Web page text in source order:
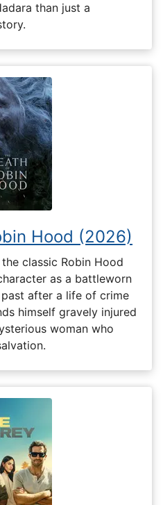
than just a
Hood (2026)
classic Robin Hood
as a battleworn
after a life of crime
himself gravely injured
woman who